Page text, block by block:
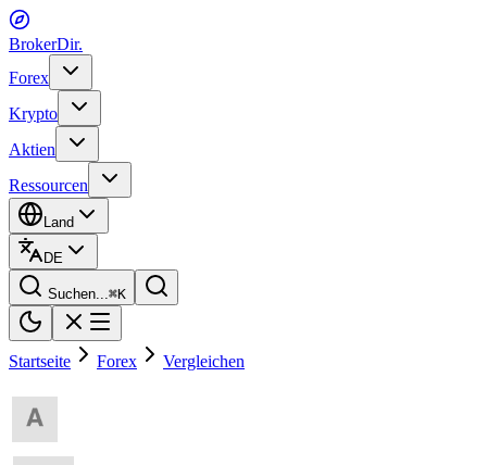
BrokerDir.
Forex
Krypto
Aktien
Ressourcen
Land
DE
Suchen...⌘K
Startseite Forex Vergleichen